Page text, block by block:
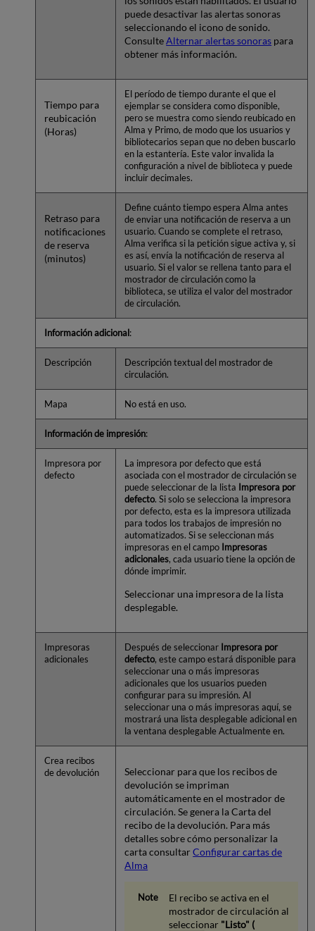
puede desactivar las alertas sonoras
seleccionando el icono de sonido.
ConsulteAlternar alertas sonoras para
obtener más información.
Tiempo para
reubicación
(Horas)
El período de tiempo durante el que el
ejemplar se considera como disponible,
pero se muestra como siendo reubicado en
Alma y Primo, de modo que los usuarios y
bibliotecarios sepan que no deben buscarlo
en la estantería. Este valor invalida la
configuración a nivel de biblioteca y puede
incluir decimales.
Retraso para
notificaciones
de reserva
(minutos)
Define cuánto tiempo espera Alma antes
de enviar una notificación de reserva a un
usuario. Cuando se complete el retraso,
Alma verifica si la petición sigue activa y, si
es así, envía la notificación de reserva al
usuario. Si el valor se rellena tanto para el
mostrador de circulación como la
biblioteca, se utiliza el valor del mostrador
de circulación.
Información adicional :
Descripción
Descripción textual del mostrador de
circulación.
Mapa No está en uso.
Información de impresión:
Impresora por
defecto
La impresora por defecto que está
asociada con el mostrador de circulación se
puede seleccionar de la lista Impresora por
defecto. Si solo se selecciona la impresora
por defecto, esta es la impresora utilizada
para todos los trabajos de impresión no
automatizados. Si se seleccionan más
impresoras en el campo Impresoras
adicionales, cada usuario tiene la opción de
dónde imprimir.
Seleccionar una impresora de la lista
desplegable.
Impresoras
adicionales
Después de seleccionar Impresora por
defecto, este campo estará disponible para
seleccionar una o más impresoras
adicionales que los usuarios pueden
configurar para su impresión. Al
seleccionar una o más impresoras aquí, se
mostrará una lista desplegable adicional en
la ventana desplegable Actualmente en.
Crea recibos
de devolución
Seleccionar para que los recibos de
devolución se impriman
automáticamente en el mostrador de
circulación. Se genera la Carta del
recibo de la devolución. Para más
detalles sobre cómo personalizar la
carta consultarConfigurar cartas de
Alma
El recibo se activa en el
mostrador de circulación al
seleccionar "Listo" (